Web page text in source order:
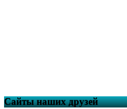
Сайты наших друзей